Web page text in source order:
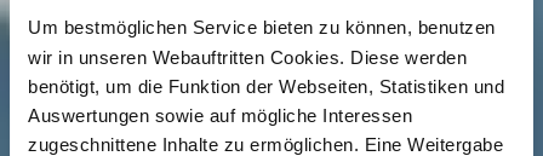
Um bestmöglichen Service bieten zu können, benutzen
wir in unseren Webauftritten Cookies. Diese werden
benötigt, um die Funktion der Webseiten, Statistiken und
Auswertungen sowie auf mögliche Interessen
zugeschnittene Inhalte zu ermöglichen. Eine Weitergabe